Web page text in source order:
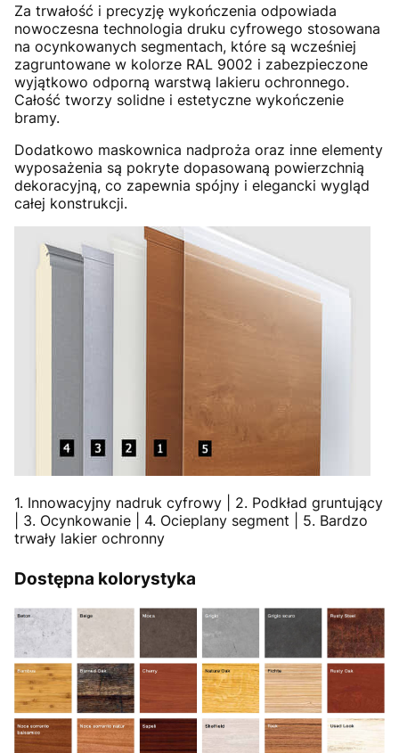
Za trwałość i precyzję wykończenia odpowiada
nowoczesna technologia druku cyfrowego stosowana
na ocynkowanych segmentach, które są wcześniej
zagruntowane w kolorze RAL 9002 i zabezpieczone
wyjątkowo odporną warstwą lakieru ochronnego.
Całość tworzy solidne i estetyczne wykończenie
bramy.
Dodatkowo maskownica nadproża oraz inne elementy
wyposażenia są pokryte dopasowaną powierzchnią
dekoracyjną, co zapewnia spójny i elegancki wygląd
całej konstrukcji.
1. Innowacyjny nadruk cyfrowy | 2. Podkład gruntujący
| 3. Ocynkowanie | 4. Ocieplany segment | 5. Bardzo
trwały lakier ochronny
Dostępna kolorystyka